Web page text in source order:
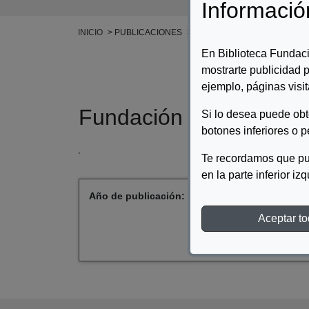
En Biblioteca
mostrarte publicidad
ejemplo, páginas
Si lo desea puede
botones inferiores o
Te recordamos que
en la parte inferior
Aceptar
Ruta de navegación
INICIO PUBLICACIONES
Fundación Aequitas:
Año de publicación: